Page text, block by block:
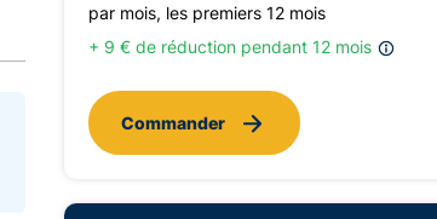
par mois, les premiers 12 mois
+ 9 € de réduction pendant 12 mois
Commander